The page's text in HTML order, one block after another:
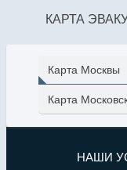
КАРТА
Карта Москвы
Карта
НАШИ